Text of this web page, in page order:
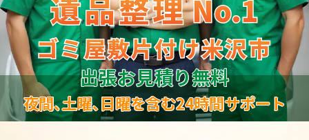
No.1
ゴミ屋敷片付け米沢市
No.1
ゴミ屋敷片付け米沢市
出張お見積り無料
夜間､土曜､日曜を含む24時間サポート